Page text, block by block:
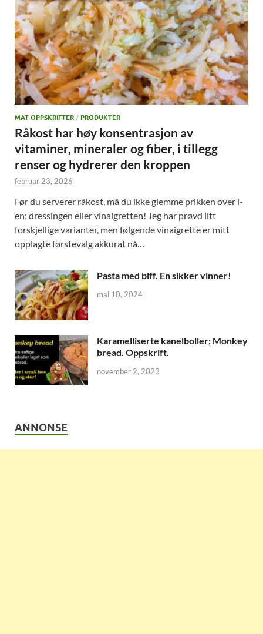
MAT-OPPSKRIFTER / PRODUKTER
Råkost har høy konsentrasjon av
vitaminer, mineraler og fiber, i tillegg
renser og hydrerer den kroppen
februar 23, 2026
Før du serverer råkost, må du ikke glemme prikken over i-
en; dressingen eller vinaigretten! Jeg har prøvd litt
forskjellige varianter, men følgende vinaigrette er mitt
opplagte førstevalg akkurat nå…
Pasta med biff. En sikker vinner!
mai 10, 2024
Karamelliserte kanelboller; Monkey
bread. Oppskrift.
november 2, 2023
ANNONSE